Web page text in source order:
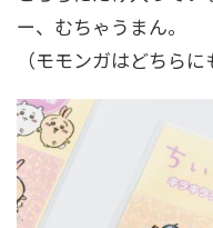
ー、むちゃうまん。
（モモンガはどちらに